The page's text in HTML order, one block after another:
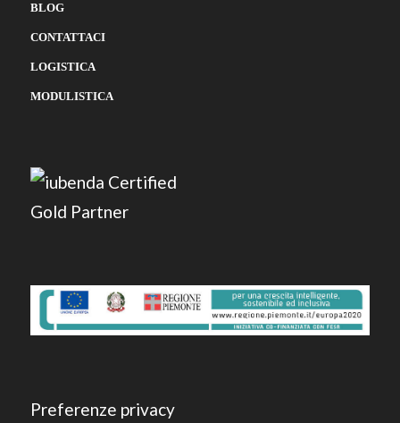
BLOG
CONTATTACI
LOGISTICA
MODULISTICA
Preferenze privacy